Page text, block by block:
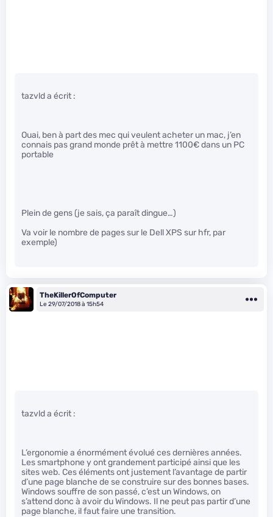
tazvld a écrit :
Ouai, ben à part des mec qui veulent acheter un mac, j’en
connais pas grand monde prêt à mettre 1100€ dans un PC
portable
Plein de gens (je sais, ça paraît dingue…)
Va voir le nombre de pages sur le Dell XPS sur hfr, par
exemple)
TheKillerOfComputer
Le 29/07/2018 à 15h54
tazvld a écrit :
L’ergonomie a énormément évolué ces dernières années.
Les smartphone y ont grandement participé ainsi que les
sites web. Ces éléments ont justement l’avantage de partir
d’une page blanche de se construire sur des bonnes bases.
Windows souffre de son passé, c’est un Windows, on
s’attend donc à avoir du Windows. Il ne peut pas partir d’une
page blanche, il faut faire une transition.